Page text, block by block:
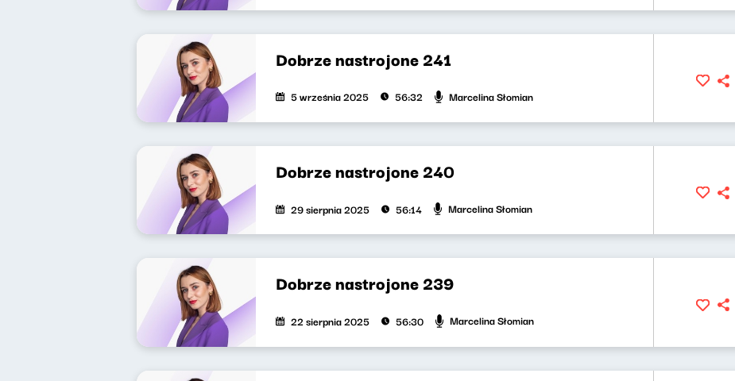
Dobrze nastrojone 241
5 września 2025 56:32 Marcelina Słomian
Dobrze nastrojone 240
29 sierpnia 2025 56:14 Marcelina Słomian
Dobrze nastrojone 239
22 sierpnia 2025 56:30 Marcelina Słomian